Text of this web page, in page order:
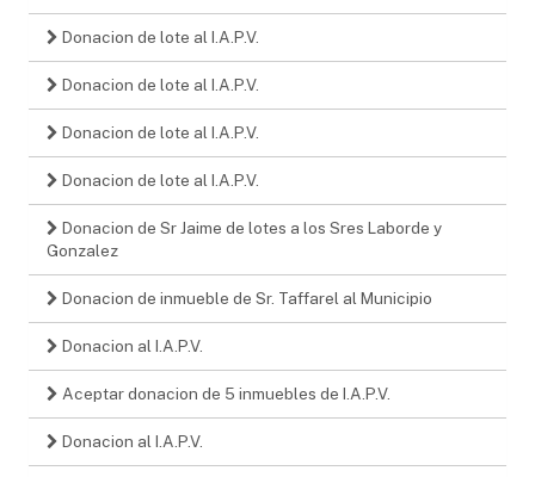
Donacion de lote al I.A.P.V.
Donacion de lote al I.A.P.V.
Donacion de lote al I.A.P.V.
Donacion de lote al I.A.P.V.
Donacion de Sr Jaime de lotes a los Sres Laborde y
Gonzalez
Donacion de inmueble de Sr. Taffarel al Municipio
Donacion al I.A.P.V.
Aceptar donacion de 5 inmuebles de I.A.P.V.
Donacion al I.A.P.V.